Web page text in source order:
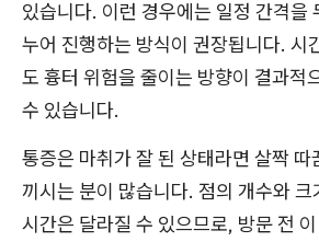
있습니다. 이런 경우에는 일정 간격을
누어 진행하는 방식이 권장됩니다. 시
도 흉터 위험을 줄이는 방향이 결과적
수 있습니다.
통증은 마취가 잘 된 상태라면 살짝 따
끼시는 분이 많습니다. 점의 개수와
시간은 달라질 수 있으므로, 방문 전